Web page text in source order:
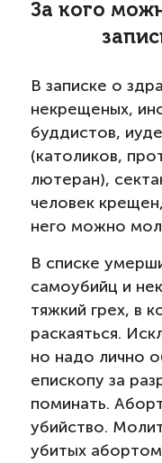
За кого
В записке о
некрещеных,
буддистов,
(католиков,
лютеран),
человек
него можно
В списке
самоубийц и
тяжкий грех, в
раскаяться.
но надо лично
епископу за
поминать.
убийство.
убитых